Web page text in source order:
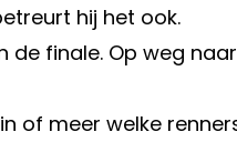
hij het ook.
finale. Op weg
of meer welke